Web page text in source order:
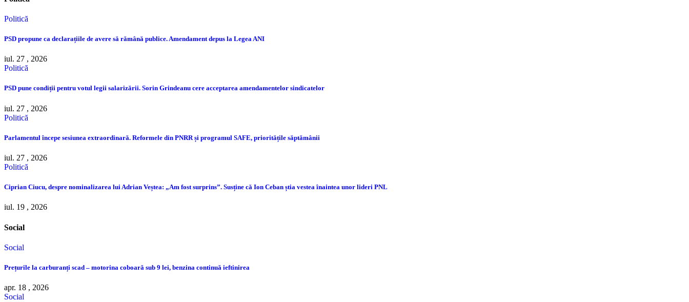
Politică
PSD propune ca declarațiile de avere să rămână publice. Amendament depus la Legea ANI
iul. 27 , 2026
Politică
PSD pune condiții pentru votul legii salarizării. Sorin Grindeanu cere acceptarea amendamentelor sindicatelor
iul. 27 , 2026
Politică
Parlamentul începe sesiunea extraordinară. Reformele din PNRR și programul SAFE, prioritățile săptămânii
iul. 27 , 2026
Politică
Ciprian Ciucu, despre nominalizarea lui Adrian Veștea: „Am fost surprins”. Susține că Ion Ceban știa vestea înaintea unor lideri PNL
iul. 19 , 2026
Social
Social
Prețurile la carburanți scad – motorina coboară sub 9 lei, benzina continuă ieftinirea
apr. 18 , 2026
Social